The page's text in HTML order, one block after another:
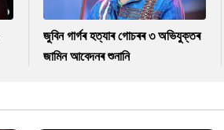
জুবিন গাৰ্গৰ হত্যাৰ গোচৰৰ ৩ অভিযুক্তৰ
জামিন আবেদনৰ শুনানি